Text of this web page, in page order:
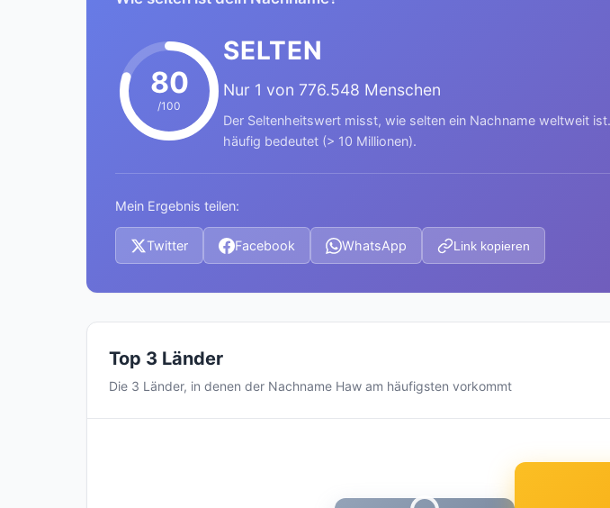
80
/100
SELTEN
Nur 1 von 776.548 Menschen
Der Seltenheitswert misst, wie selten ein Nachname weltweit
häufig bedeutet (> 10 Millionen).
Mein Ergebnis teilen:
Twitter Facebook WhatsApp Link kopieren
Top 3 Länder
Die 3 Länder, in denen der Nachname Haw am häufigsten vorkommt